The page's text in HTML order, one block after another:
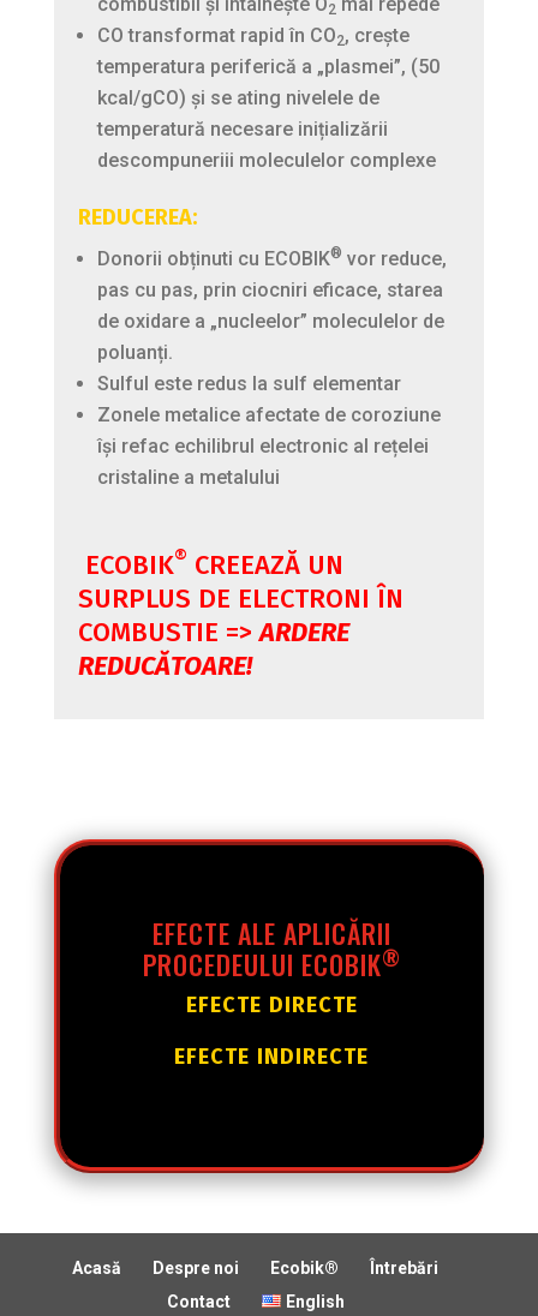
2
CO transformat rapid în CO2, crește
temperatura periferică a „plasmei”, (50
kcal/gCO) și se ating nivelele de
temperatură necesare inițializării
descompuneriii moleculelor complexe
REDUCEREA:
Donorii obținuti cu ECOBIK® vor reduce,
pas cu pas, prin ciocniri eficace, starea
de oxidare a „nucleelor” moleculelor de
poluanți.
Sulful este redus la sulf elementar
Zonele metalice afectate de coroziune
își refac echilibrul electronic al rețelei
cristaline a metalului
ECOBIK® CREEAZĂ UN
SURPLUS DE ELECTRONI ÎN
COMBUSTIE =>ARDERE
REDUCĂTOARE!
EFECTE ALE APLICĂRII
PROCEDEULUI ECOBIK®
EFECTE DIRECTE
EFECTE INDIRECTE
Acasă Despre noi Ecobik®
Întrebări
Contact
English